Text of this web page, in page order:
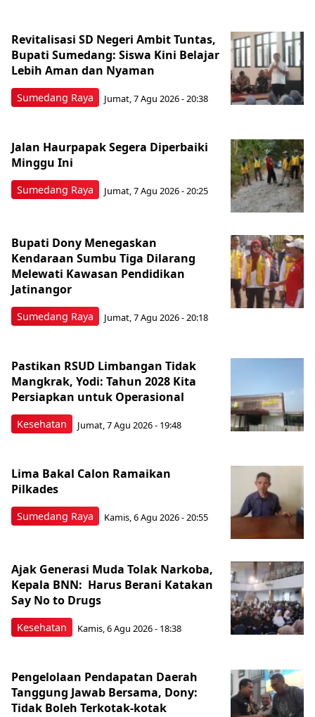
Sumedang Raya
Revitalisasi SD Negeri Ambit Tuntas,
Bupati Sumedang: Siswa Kini Belajar
Lebih Aman dan Nyaman
Jumat, 7 Agu 2026 - 20:38
Sumedang Raya
Jalan Haurpapak Segera Diperbaiki
Minggu Ini
Jumat, 7 Agu 2026 - 20:25
Sumedang Raya
Bupati Dony Menegaskan
Kendaraan Sumbu Tiga Dilarang
Melewati Kawasan Pendidikan
Jatinangor
Jumat, 7 Agu 2026 - 20:18
Kesehatan
Pastikan RSUD Limbangan Tidak
Mangkrak, Yodi: Tahun 2028 Kita
Persiapkan untuk Operasional
Jumat, 7 Agu 2026 - 19:48
Sumedang Raya
Lima Bakal Calon Ramaikan
Pilkades
Kamis, 6 Agu 2026 - 20:55
Kesehatan
Ajak Generasi Muda Tolak Narkoba,
Kepala BNN: Harus Berani Katakan
Say No to Drugs
Kamis, 6 Agu 2026 - 18:38
Pengelolaan Pendapatan Daerah
Tanggung Jawab Bersama, Dony:
Tidak Boleh Terkotak-kotak